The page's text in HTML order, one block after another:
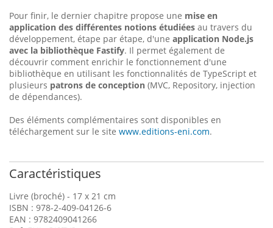
Pour finir, le dernier chapitre propose une mise en
application des différentes notions étudiées au travers du
développement, étape par étape, d'une application Node.js
avec la bibliothèque Fastify. Il permet également de
découvrir comment enrichir le fonctionnement d'une
bibliothèque en utilisant les fonctionnalités de TypeScript et
plusieurs patrons de conception (MVC, Repository, injection
de dépendances).
Des éléments complémentaires sont disponibles en
téléchargement sur le site www.editions-eni.com.
Caractéristiques
Livre (broché) - 17 x 21 cm
ISBN : 978-2-409-04126-6
EAN : 9782409041266